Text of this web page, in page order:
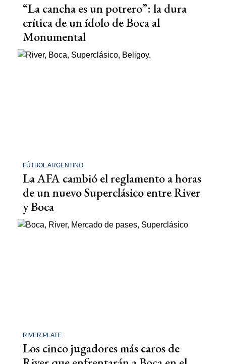
“La cancha es un potrero”: la dura
crítica de un ídolo de Boca al
Monumental
FÚTBOL ARGENTINO
La AFA cambió el reglamento a horas
de un nuevo Superclásico entre River
y Boca
RIVER PLATE
Los cinco jugadores más caros de